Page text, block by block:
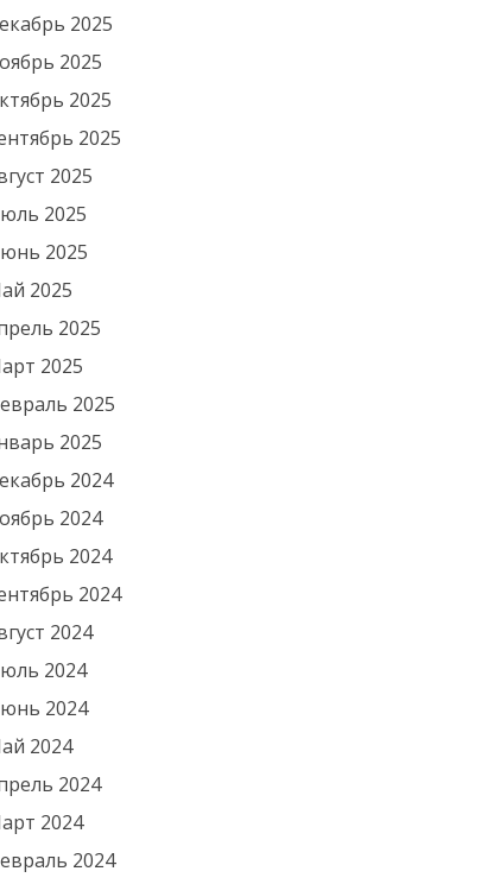
2025
2025
2025
2025
2025
2025
2025
2025
2025
2025
2025
2025
2024
2024
2024
2024
2024
2024
2024
2024
2024
2024
2024